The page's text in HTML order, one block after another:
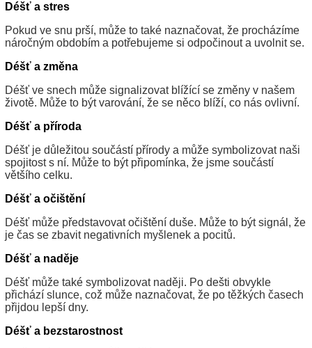
Déšť a stres
Pokud ve snu prší, může to také naznačovat, že procházíme
náročným obdobím a potřebujeme si odpočinout a uvolnit se.
Déšť a změna
Déšť ve snech může signalizovat blížící se změny v našem
životě. Může to být varování, že se něco blíží, co nás ovlivní.
Déšť a příroda
Déšť je důležitou součástí přírody a může symbolizovat naši
spojitost s ní. Může to být připomínka, že jsme součástí
většího celku.
Déšť a očištění
Déšť může představovat očištění duše. Může to být signál, že
je čas se zbavit negativních myšlenek a pocitů.
Déšť a naděje
Déšť může také symbolizovat naději. Po dešti obvykle
přichází slunce, což může naznačovat, že po těžkých časech
přijdou lepší dny.
Déšť a bezstarostnost